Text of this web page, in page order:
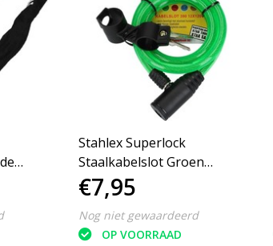
Stahlex Superlock
Staalkabelslot Groen
120cm
€7,95
Nog niet gewaardeerd
OP VOORRAAD